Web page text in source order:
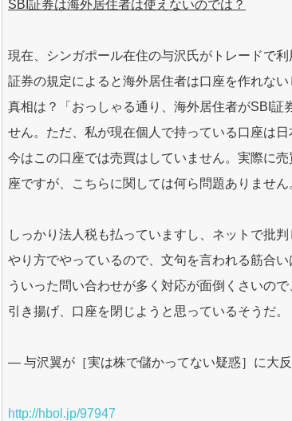
SBI証券は海外居住者は使えないのでは？
現在、シンガポール在住の与沢氏がトレードで
証券の規定によると海外居住者は口座を作れな
真相は？「おっしゃる通り、海外居住者がSBI証
せん。ただ、私が現在個人で持っている口座は日
今はこの口座では売買はしていません。実際に
座ですが、こちらに関しては何ら問題ありません
しっかり法人税も払っていますし、ネットで批
やり方でやっているので、文句を言われる筋合
ういった問い合わせが多く対応が面倒くさいの
引き揚げ、口座を閉じようと思っているそうだ。
― 与沢翼が［実は株で儲かってない疑惑］に大
http://hbol.jp/97947